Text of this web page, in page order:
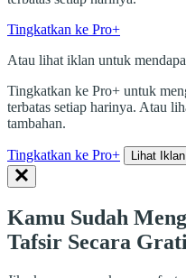
Tingkatkan ke Pro+
Atau lihat iklan untuk
Tingkatkan ke Pro+ untuk
terbatas setiap harinya. Atau
tambahan.
Tingkatkan ke Pro+ Lihat Iklan
Kamu Sudah
Tafsir Secara